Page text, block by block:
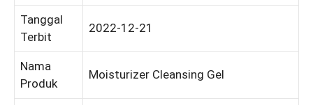
Tanggal
Terbit
2022-12-21
Nama
Produk
Moisturizer Cleansing Gel